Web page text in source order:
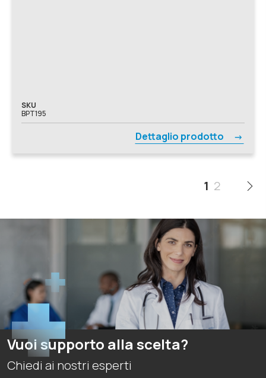
SKU
BPT195
Dettaglio prodotto
1 2
Vuoi supporto alla scelta?
Chiedi ai nostri esperti